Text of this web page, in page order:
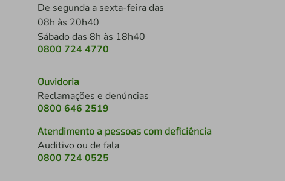
De segunda a sexta-feira das
08h às 20h40
Sábado das 8h às 18h40
0800 724 4770
Ouvidoria
Reclamações e denúncias
0800 646 2519
Atendimento a pessoas com deficiência
Auditivo ou de fala
0800 724 0525